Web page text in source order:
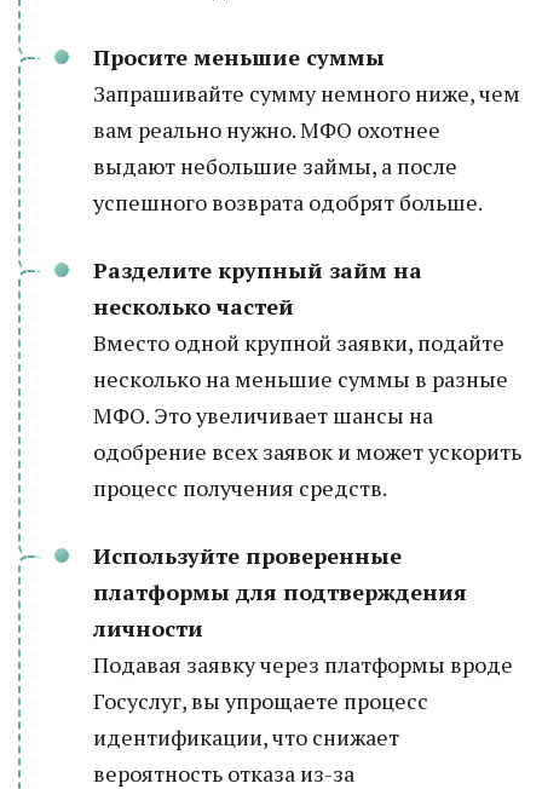
Просите меньшие суммы
Запрашивайте сумму немного ниже, чем
вам реально нужно. МФО охотнее
выдают небольшие займы, а после
успешного возврата одобрят больше.
Разделите крупный займ на
несколько частей
Вместо одной крупной заявки, подайте
несколько на меньшие суммы в разные
МФО. Это увеличивает шансы на
одобрение всех заявок и может ускорить
процесс получения средств.
Используйте проверенные
платформы для подтверждения
личности
Подавая заявку через платформы вроде
Госуслуг, вы упрощаете процесс
идентификации, что снижает
вероятность отказа из-за